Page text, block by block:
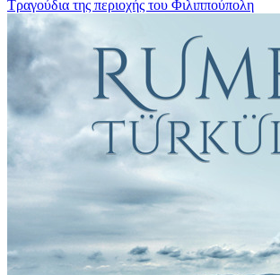
Τραγούδια της περιοχής του Φιλιππούπολη